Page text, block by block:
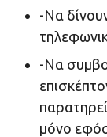
-Να
-Να
μόνο